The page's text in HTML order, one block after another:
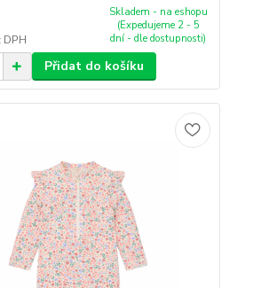
DPH
Skladem - na eshopu
(Expedujeme 2 - 5
dní - dle dostupnosti)
Přidat do košíku